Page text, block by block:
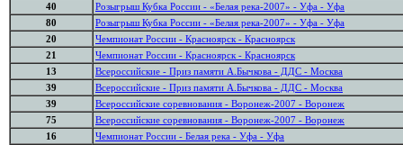
40
Розыгрыш Кубка России - «Белая река-2007» - Уфа - Уфа
80
Розыгрыш Кубка России - «Белая река-2007» - Уфа - Уфа
20
Чемпионат России - Красноярск - Красноярск
21
Чемпионат России - Красноярск - Красноярск
13
Всероссийские - Приз памяти А.Бычкова - ДДС - Москва
39
Всероссийские - Приз памяти А.Бычкова - ДДС - Москва
39
Всероссийские соревнования - Воронеж-2007 - Воронеж
75
Всероссийские соревнования - Воронеж-2007 - Воронеж
16
Чемпионат России - Белая река - Уфа - Уфа